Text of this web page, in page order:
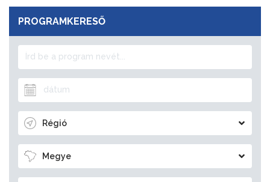
PROGRAMKERESŐ
Régió
Megye